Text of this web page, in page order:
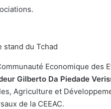
stand du Tchad
Economique des
Gilberto Da Piedade
Agriculture et
de la CEEAC.